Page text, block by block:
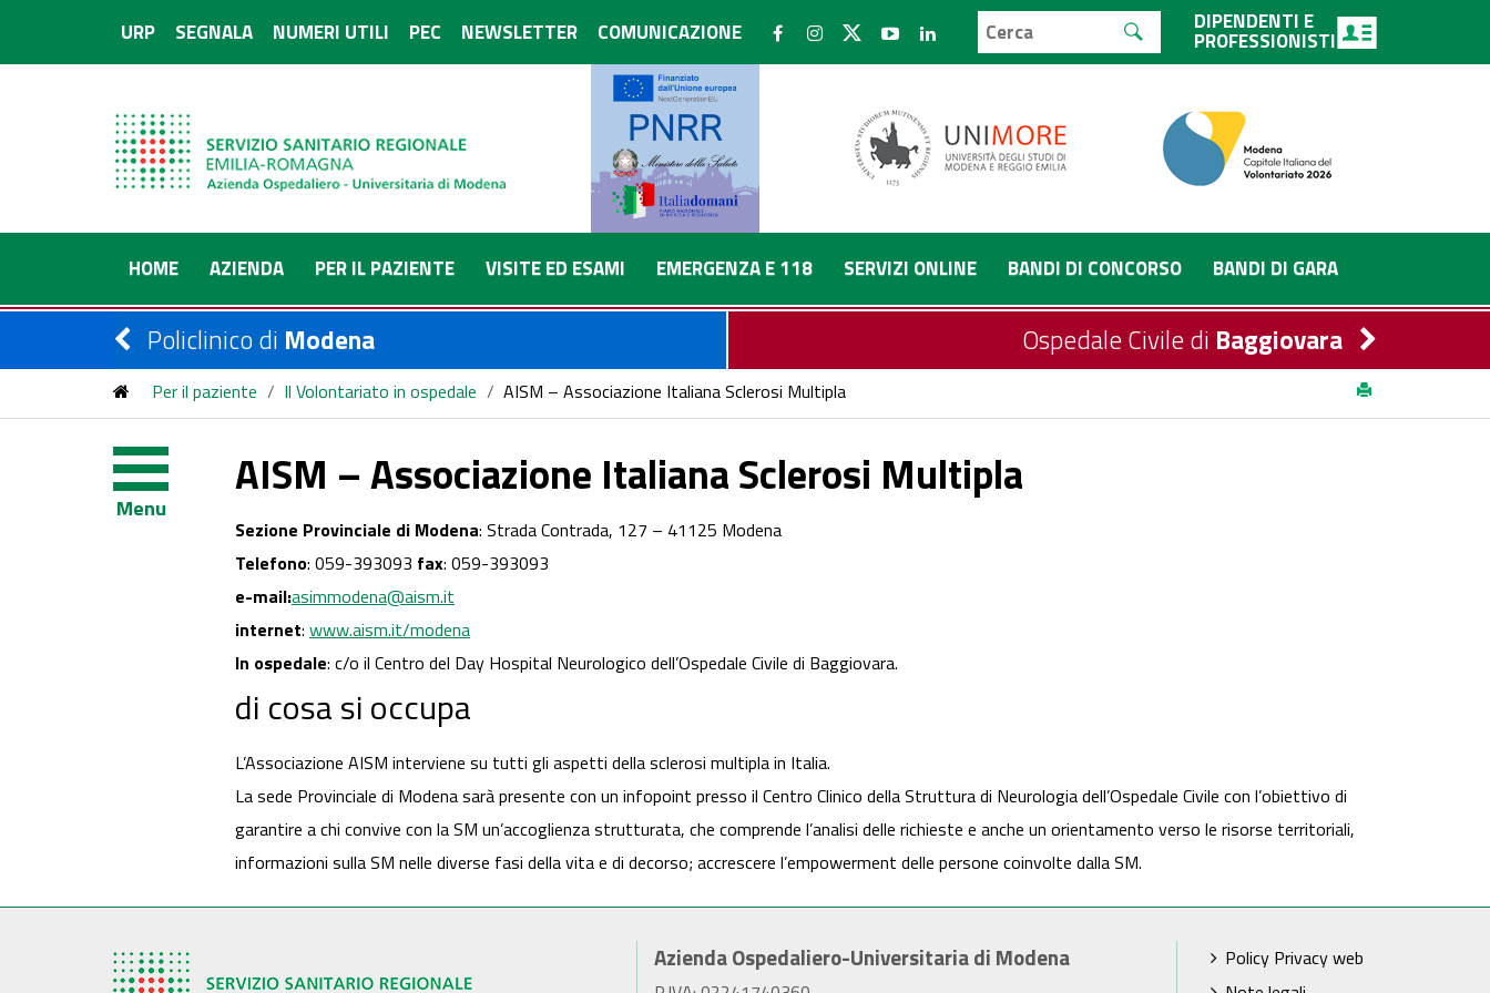
URP SEGNALA NUMERI UTILI PEC NEWSLETTER COMUNICAZIONE DIPENDENTI E
PROFESSIONISTI
HOME AZIENDA PER IL PAZIENTE VISITE ED ESAMI EMERGENZA E 118 SERVIZI ONLINE BANDI DI CONCORSO BANDI DI GARA
Policlinico di Modena Ospedale Civile di Baggiovara
Per il paziente / Il Volontariato in ospedale / AISM – Associazione Italiana Sclerosi Multipla
Menu
AISM – Associazione Italiana Sclerosi Multipla
Sezione Provinciale di Modena: Strada Contrada, 127 – 41125 Modena
Telefono: 059-393093 fax: 059-393093
e-mail:asimmodena@aism.it
internet: www.aism.it/modena
In ospedale: c/o il Centro del Day Hospital Neurologico dell’Ospedale Civile di Baggiovara.
di cosa si occupa
L’Associazione AISM interviene su tutti gli aspetti della sclerosi multipla in Italia.
La sede Provinciale di Modena sarà presente con un infopoint presso il Centro Clinico della Struttura di Neurologia dell’Ospedale Civile con l’obiettivo di
garantire a chi convive con la SM un’accoglienza strutturata, che comprende l’analisi delle richieste e anche un orientamento verso le risorse territoriali,
informazioni sulla SM nelle diverse fasi della vita e di decorso; accrescere l’empowerment delle persone coinvolte dalla SM.
Azienda Ospedaliero-Universitaria di Modena
Policy Privacy web